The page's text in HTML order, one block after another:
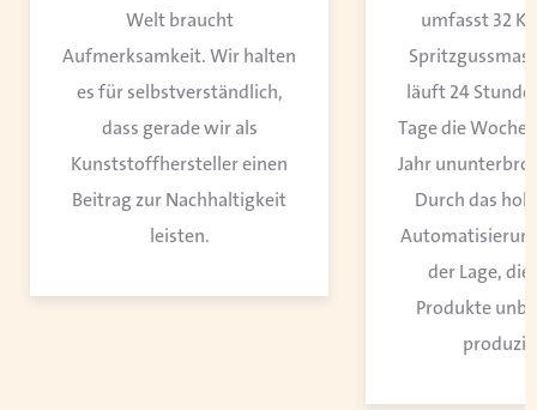
Welt braucht
Aufmerksamkeit. Wir halten
es für selbstverständlich,
dass gerade wir als
Kunststoffhersteller einen
Beitrag zur Nachhaltigkeit
leisten.
umfasst 32
läuft 24
Tage die Woche,
Jahr
Durch das
der Lage,
Produkte